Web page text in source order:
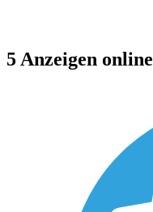
5 Anzeigen online